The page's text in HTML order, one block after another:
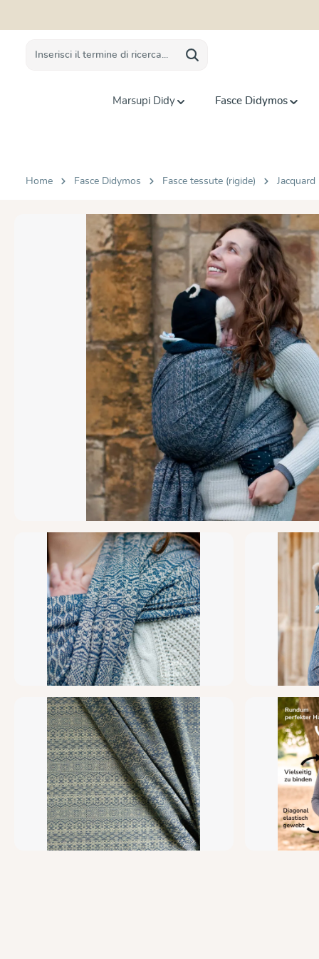
Marsupi Didy Fasce Didymos
Home Fasce Didymos Fasce tessute (rigide) Jacquard
Salta la galleria di immagini